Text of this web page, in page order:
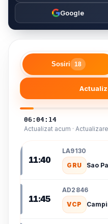
Google
Sosiri 18
06:04:14
Actualizat acum ·
11:40
LA9130
GRU
Sao
11:45
AD2846
VCP